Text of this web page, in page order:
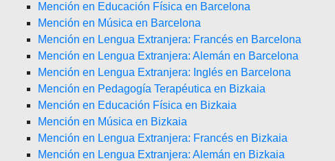
Mención en Educación Física en Barcelona
Mención en Música en Barcelona
Mención en Lengua Extranjera: Francés en Barcelona
Mención en Lengua Extranjera: Alemán en Barcelona
Mención en Lengua Extranjera: Inglés en Barcelona
Mención en Pedagogía Terapéutica en Bizkaia
Mención en Educación Física en Bizkaia
Mención en Música en Bizkaia
Mención en Lengua Extranjera: Francés en Bizkaia
Mención en Lengua Extranjera: Alemán en Bizkaia